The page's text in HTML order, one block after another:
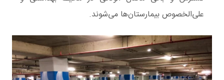
علی‌الخصوص بیمارستان‌ها می‌شوند.